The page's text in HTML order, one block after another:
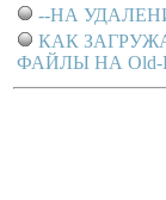
--НА
КАК
ФАЙЛЫ НА Old-